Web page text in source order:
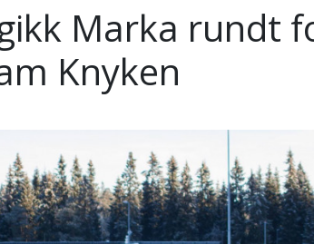
Marka rundt
Knyken